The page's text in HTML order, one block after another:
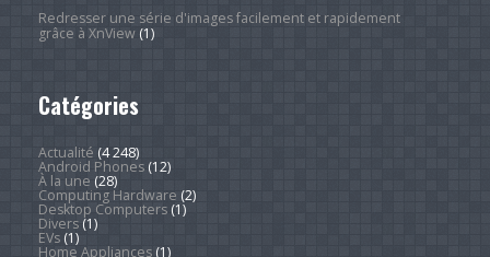
Redresser une série d'images facilement et rapidement
grâce à XnView(1)
Catégories
Actualité (4 248)
Android Phones(12)
À la une (28)
Computing Hardware (2)
Desktop Computers(1)
Divers(1)
EVs(1)
Home Appliances(1)